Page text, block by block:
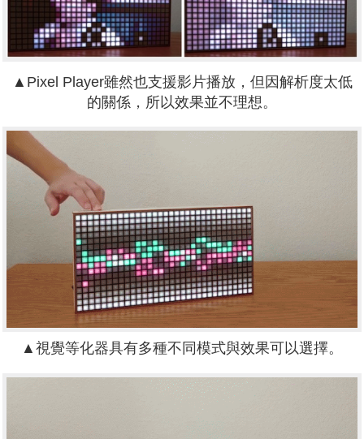
▲Pixel Player雖然也支援影片播放，但因解析度太低
的關係，所以效果並不理想。
▲視覺等化器具有多種不同模式與效果可以選擇。